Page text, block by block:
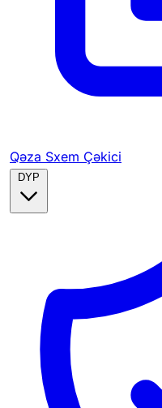
Qəza Sxem Çəkici
DYP